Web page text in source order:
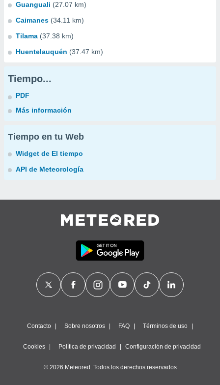
Guanguali (27.07 km)
Caimanes (34.11 km)
Tilama (37.38 km)
Huentelauquén (37.47 km)
Tiempo...
PDF
Más información
Tiempo en tu Web
Widget de El tiempo
API de Meteorología
Contacto Sobre nosotros FAQ Términos de uso
Cookies Política de privacidad Configuración de privacidad
© 2026 Meteored. Todos los derechos reservados